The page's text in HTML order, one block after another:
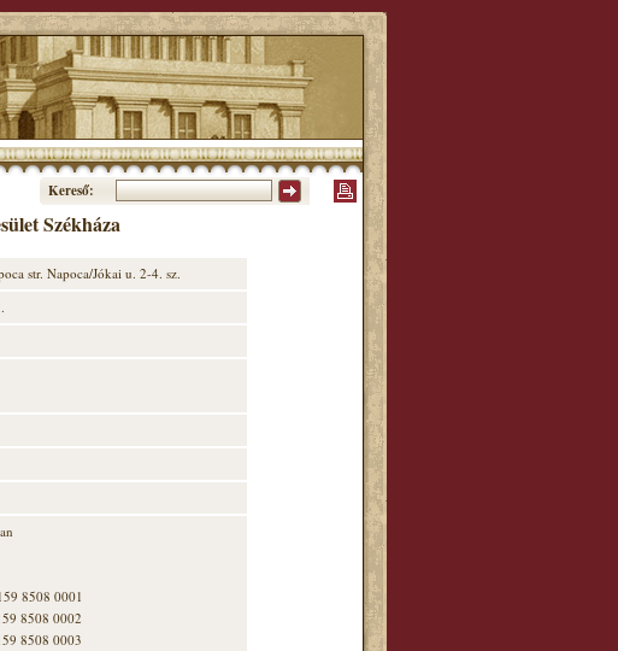
Kereső:
Székháza
str. Napoca/Jókai u. 2-4. sz.
8508 0001
8508 0002
8508 0003